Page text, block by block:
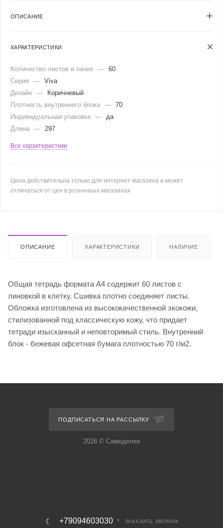
ОПИСАНИЕ
ХАРАКТЕРИСТИКИ
Количество листов в пачке — 60
Серия
— Viva
Дизайн —
Коричневый
Плотность внутреннего блока — 70
Индивидуальная упаковка —
да
Длина — 297
Все характеристики
Цена действительна только для интернет-магазина и может
отличаться от цен в розничных магазинах
ОПИСАНИЕ ХАРАКТЕРИСТИКИ НАЛИЧИЕ
Общая тетрадь формата А4 содержит 60 листов с
линовкой в клетку. Сшивка плотно соединяет листы.
Обложка изготовлена из высококачественной экокожи,
стилизованной под классическую кожу, что придает
тетради изысканный и неповторимый стиль. Внутренний
блок - бежевая офсетная бумага плотностью 70 г/м2.
ПОДПИСАТЬСЯ НА РАССЫЛКУ
2026 © Самоделки
+79094603030 ЗАКАЗАТЬ ЗВОНОК